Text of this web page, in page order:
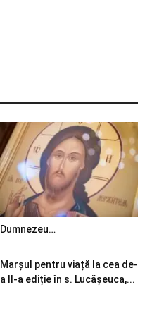
Dumnezeu…
Marșul pentru viață la cea de-
a II-a ediție în s. Lucășeuca,...